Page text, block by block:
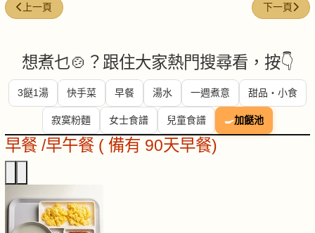
上一篇文章: 鑊氣的「美拉德反應」
上一頁 下一篇文
下一頁
想煮乜🍲？跟住大家熱門搜尋看，按👇
3餸1湯 快手菜 早餐 湯水 一週煮意 甜品・小食
寂寞粉麵 女士食譜 兒童食譜 🍳加餸池
早餐 /早午餐 ( 備有 90天早餐)